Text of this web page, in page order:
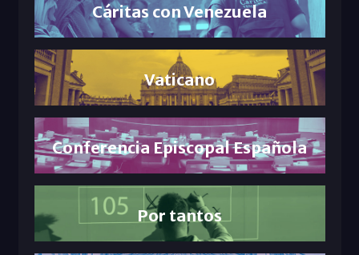
Cáritas con Venezuela
Vaticano
Conferencia Episcopal Española
Por tantos